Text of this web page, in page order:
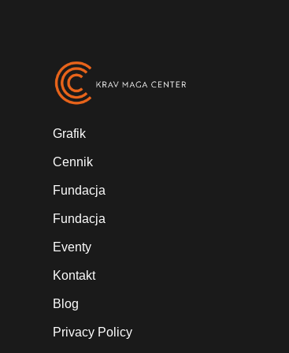
Grafik
Cennik
Fundacja
Fundacja
Eventy
Kontakt
Blog
Privacy Policy